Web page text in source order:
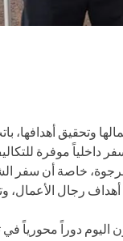
وتحقيق أهدافها،
داخلياً موفرة
خاصة أن سفر
رجال الأعمال،
اليوم دوراً